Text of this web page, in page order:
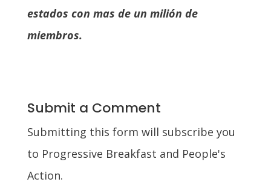
estados con mas de un milión de
miembros.
Submit a Comment
Submitting this form will subscribe you
to Progressive Breakfast and People's
Action.